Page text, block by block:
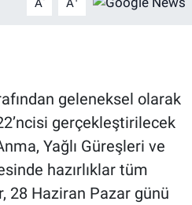
A A
geleneksel olarak
gerçekleştirilecek
Yağlı Güreşleri ve
hazırlıklar tüm
28 Haziran Pazar günü